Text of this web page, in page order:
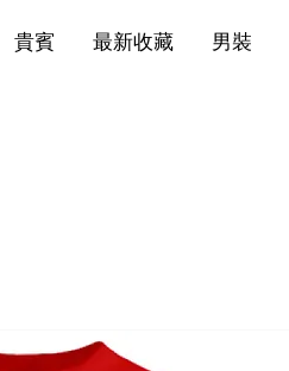
貴賓 最新收藏 男裝